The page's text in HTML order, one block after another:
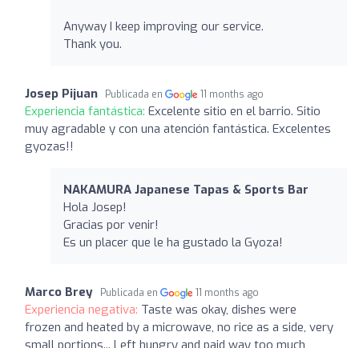
Anyway I keep improving our service.
Thank you.
Josep Pijuan Publicada en 11 months ago
Experiencia fantástica: Excelente sitio en el barrio. Sitio
muy agradable y con una atención fantástica. Excelentes
gyozas!!
NAKAMURA Japanese Tapas & Sports Bar
Hola Josep!
Gracias por venir!
Es un placer que le ha gustado la Gyoza!
Marco Brey Publicada en 11 months ago
Experiencia negativa: Taste was okay, dishes were
frozen and heated by a microwave, no rice as a side, very
small portions... Left hungry and paid way too much